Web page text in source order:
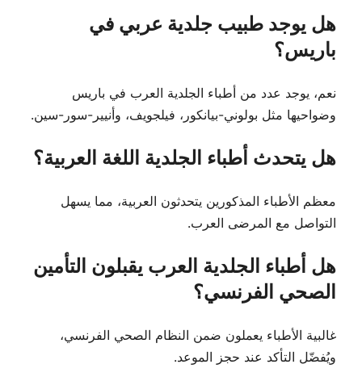
هل يوجد طبيب جلدية عربي في
باريس؟
نعم، يوجد عدد من أطباء الجلدية العرب في باريس
وضواحيها مثل بولوني-بيانكور، فيلجويف، وأنيير-سور-سين.
هل يتحدث أطباء الجلدية اللغة العربية؟
معظم الأطباء المذكورين يتحدثون العربية، مما يسهل
التواصل مع المرضى العرب.
هل أطباء الجلدية العرب يقبلون التأمين
الصحي الفرنسي؟
غالبية الأطباء يعملون ضمن النظام الصحي الفرنسي،
ويُفضّل التأكد عند حجز الموعد.